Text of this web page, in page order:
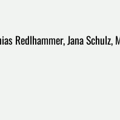
Redlhammer, Jana Schulz,